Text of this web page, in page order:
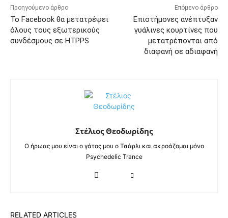
Προηγούμενο άρθρο
Το Facebook θα μετατρέψει
όλους τους εξωτερικούς
συνδέσμους σε HTPPS
Επόμενο άρθρο
Επιστήμονες ανέπτυξαν
γυάλινες κουρτίνες που
μετατρέπονται από
διαφανή σε αδιαφανή
Στέλιος Θεοδωρίδης
Ο ήρωας μου είναι ο γάτος μου ο Τσάρλι και ακροάζομαι μόνο
Psychedelic Trance
RELATED ARTICLES